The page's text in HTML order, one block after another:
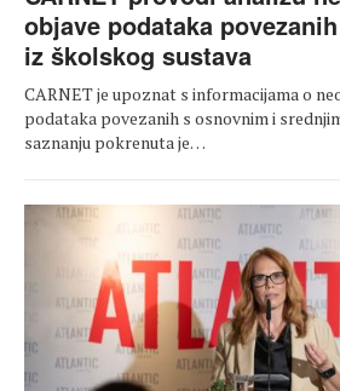
objave podataka
iz školskog sustava
CARNET je upoznat s informacijama o
podataka povezanih s osnovnim i
saznanju pokrenuta je…